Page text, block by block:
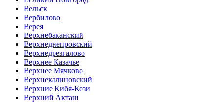
Вельск
Вербилово
Верея
Верхнебаканский
Верхнеднепровский
Верхнедрезгалово
Верхнее Казачье
Верхнее Мячково
Верхнекалиновский
Верхние Кибя-Кози
Верхний Акташ